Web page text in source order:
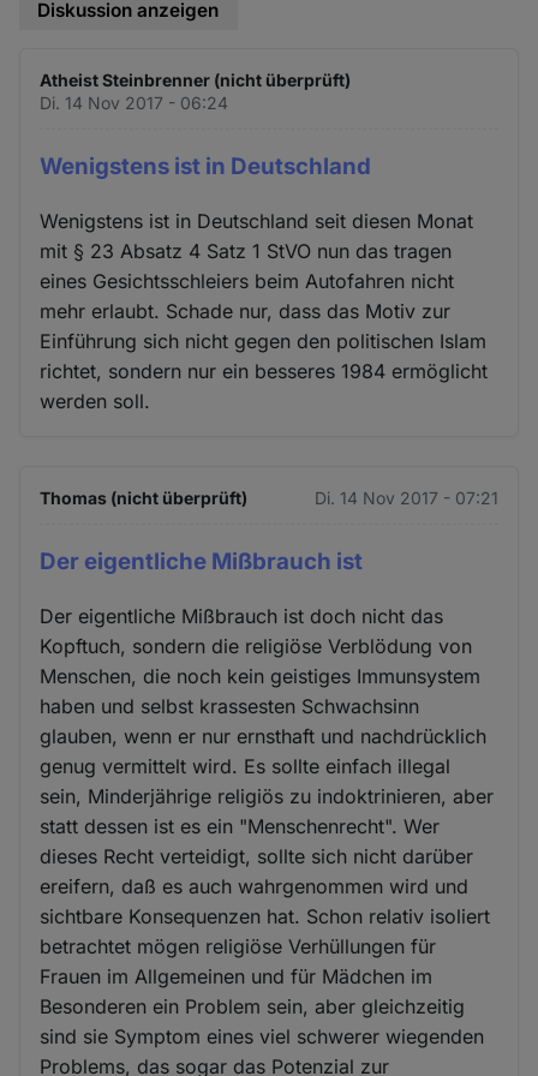
Diskussion anzeigen
Atheist Steinbrenner (nicht überprüft)
Di. 14 Nov 2017 - 06:24
Wenigstens ist in Deutschland
Wenigstens ist in Deutschland seit diesen Monat
mit § 23 Absatz 4 Satz 1 StVO nun das tragen
eines Gesichtsschleiers beim Autofahren nicht
mehr erlaubt. Schade nur, dass das Motiv zur
Einführung sich nicht gegen den politischen Islam
richtet, sondern nur ein besseres 1984 ermöglicht
werden soll.
Thomas (nicht überprüft) Di. 14 Nov 2017 - 07:21
Der eigentliche Mißbrauch ist
Der eigentliche Mißbrauch ist doch nicht das
Kopftuch, sondern die religiöse Verblödung von
Menschen, die noch kein geistiges Immunsystem
haben und selbst krassesten Schwachsinn
glauben, wenn er nur ernsthaft und nachdrücklich
genug vermittelt wird. Es sollte einfach illegal
sein, Minderjährige religiös zu indoktrinieren, aber
statt dessen ist es ein "Menschenrecht". Wer
dieses Recht verteidigt, sollte sich nicht darüber
ereifern, daß es auch wahrgenommen wird und
sichtbare Konsequenzen hat. Schon relativ isoliert
betrachtet mögen religiöse Verhüllungen für
Frauen im Allgemeinen und für Mädchen im
Besonderen ein Problem sein, aber gleichzeitig
sind sie Symptom eines viel schwerer wiegenden
Problems, das sogar das Potenzial zur